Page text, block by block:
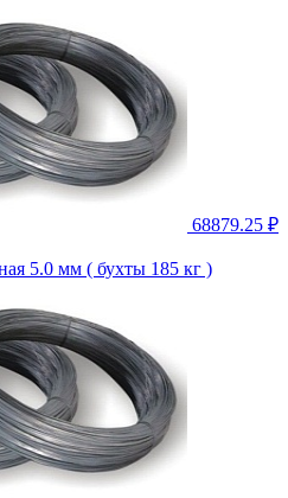
68879.25 ₽
5.0 мм ( бухты 185 кг )